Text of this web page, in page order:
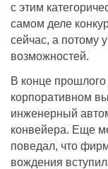
с этим
самом деле
сейчас, а потому
возможностей.
В конце
корпоративном
инженерный
конвейера. Еще
поведал, что
вождения